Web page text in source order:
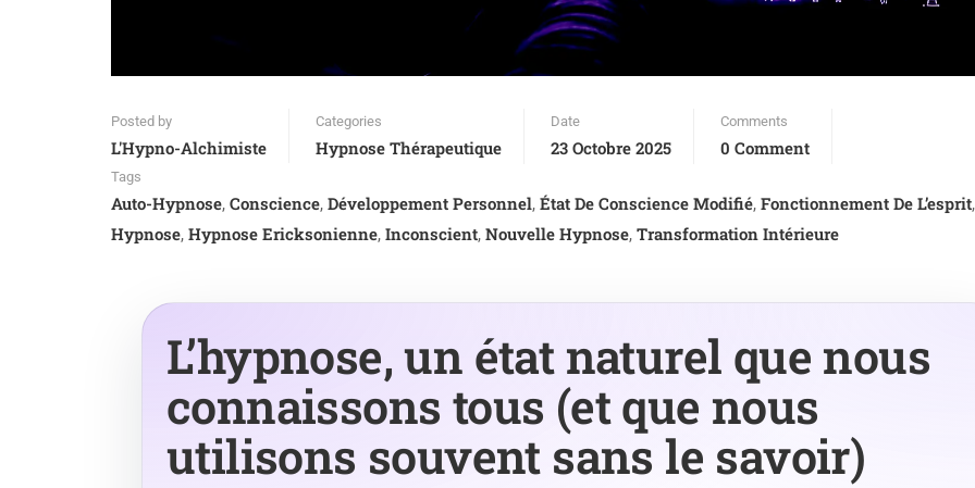
Posted by
L'Hypno-Alchimiste
Categories
Hypnose Thérapeutique
Date
23 Octobre 2025
Comments
0 Comment
Tags
Auto-Hypnose, Conscience, Développement Personnel, État De Conscience Modifié, Fonctionnement De L’esprit,
Hypnose, Hypnose Ericksonienne, Inconscient, Nouvelle Hypnose, Transformation Intérieure
L’hypnose, un état naturel que nous
connaissons tous (et que nous
utilisons souvent sans le savoir)